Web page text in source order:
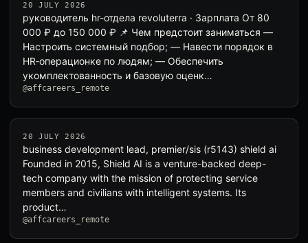
20 JULY 2026
руководитель hr-отдела revoluterra · Зарплата От 80
000 ₽ до 150 000 ₽ 📌 Чем предстоит заниматься —
Настроить системный подбор; — Навести порядок в
HR‑операционке по людям; — Обеспечить
укомплектованность и базовую оценк…
@affcareers_remote
20 JULY 2026
business development lead, premier/sis (r5143) shield ai
Founded in 2015, Shield AI is a venture-backed deep-
tech company with the mission of protecting service
members and civilians with intelligent systems. Its
product…
@affcareers_remote